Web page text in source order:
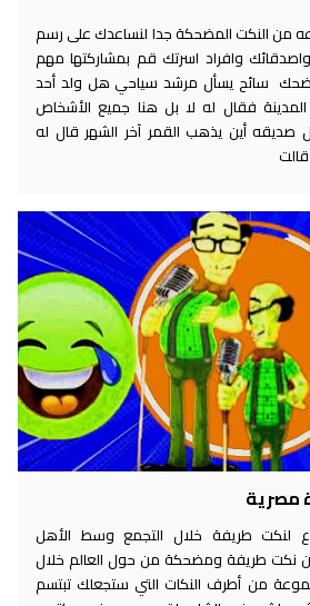
من النكت المضحكة جدا لنساعدك على رسم
وافراد اسرتك قم بمشاركتها مهم
سائح يسأل مرشد سياحي هل ولد أحد
فقال له لا بل هنا جميع الأشخاص
أين يذهب القمر آخر الشهر قال له
مصرية
لنكت طريفة خلال التجمع وسط الأهل
نكت طريفة ومضحكة من حول العالم خلال
من أطرف النكات التي ستجعلك تبتسم